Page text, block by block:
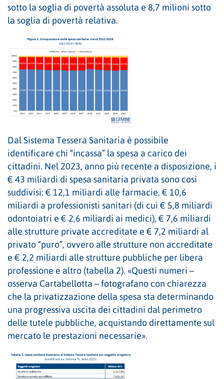
sotto la soglia di povertà assoluta e 8,7 milioni sotto
la soglia di povertà relativa.
Dal Sistema Tessera Sanitaria è possibile
identificare chi “incassa” la spesa a carico dei
cittadini. Nel 2023, anno più recente a disposizione, i
€ 43 miliardi di spesa sanitaria privata sono così
suddivisi: € 12,1 miliardi alle farmacie, € 10,6
miliardi a professionisti sanitari (di cui € 5,8 miliardi
odontoiatri e € 2,6 miliardi ai medici), € 7,6 miliardi
alle strutture private accreditate e € 7,2 miliardi al
privato “puro”, ovvero alle strutture non accreditate
e € 2,2 miliardi alle strutture pubbliche per libera
professione e altro (tabella 2). «Questi numeri –
osserva Cartabellotta – fotografano con chiarezza
che la privatizzazione della spesa sta determinando
una progressiva uscita dei cittadini dal perimetro
delle tutele pubbliche, acquistando direttamente sul
mercato le prestazioni necessarie».